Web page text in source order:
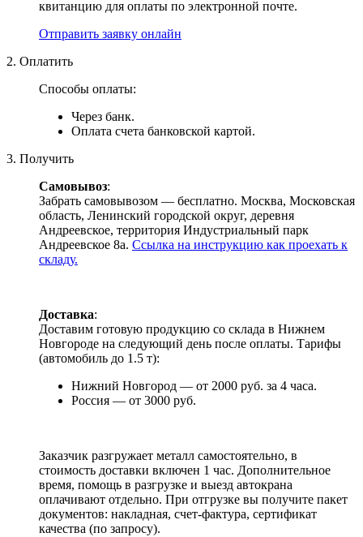
квитанцию для оплаты по электронной почте.
Отправить заявку онлайн
2. Оплатить
Способы оплаты:
Через банк.
Оплата счета банковской картой.
3. Получить
Самовывоз:
Забрать самовывозом — бесплатно. Москва, Московская
область, Ленинский городской округ, деревня
Андреевское, территория Индустриальный парк
Андреевское 8а. Ссылка на инструкцию как проехать к
складу.
Доставка:
Доставим готовую продукцию со склада в Нижнем
Новгороде на следующий день после оплаты. Тарифы
(автомобиль до 1.5 т):
Нижний Новгород — от 2000 руб. за 4 часа.
Россия — от 3000 руб.
Заказчик разгружает металл самостоятельно, в
стоимость доставки включен 1 час. Дополнительное
время, помощь в разгрузке и выезд автокрана
оплачивают отдельно. При отгрузке вы получите пакет
документов: накладная, счет-фактура, сертификат
качества (по запросу).